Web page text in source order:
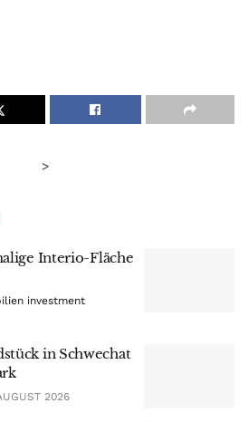
>
Interio-Fläche
investment
in Schwechat
2026